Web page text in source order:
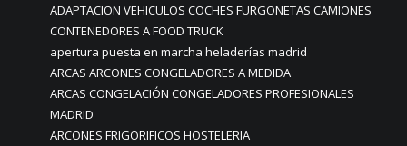
ADAPTACION VEHICULOS COCHES FURGONETAS CAMIONES
CONTENEDORES A FOOD TRUCK
apertura puesta en marcha heladerías madrid
ARCAS ARCONES CONGELADORES A MEDIDA
ARCAS CONGELACIÓN CONGELADORES PROFESIONALES
MADRID
ARCONES FRIGORIFICOS HOSTELERIA